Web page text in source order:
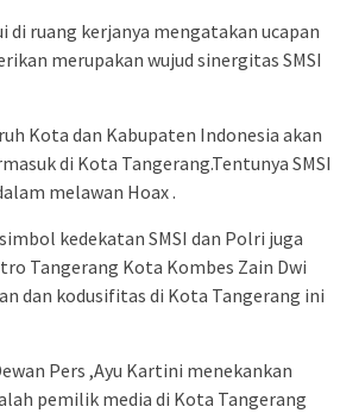
di ruang kerjanya mengatakan ucapan
merupakan wujud sinergitas SMSI
Kota dan Kabupaten Indonesia akan
di Kota Tangerang.Tentunya SMSI
melawan Hoax .
kedekatan SMSI dan Polri juga
Tangerang Kota Kombes Zain Dwi
dan kodusifitas di Kota Tangerang ini
Pers ,Ayu Kartini menekankan
pemilik media di Kota Tangerang